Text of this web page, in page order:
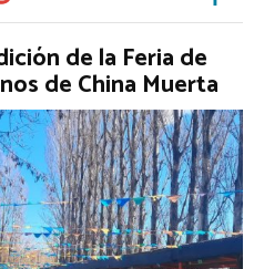
de la Feria de
de China Muerta